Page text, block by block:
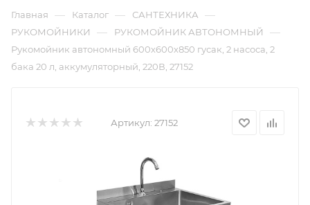
Главная — Каталог — САНТЕХНИКА —
РУКОМОЙНИКИ — РУКОМОЙНИК АВТОНОМНЫЙ —
Рукомойник автономный 600х600х850 гусак, 2 насоса, 2
бака 20 л, аккумуляторный, 220В, 27152
Артикул: 27152